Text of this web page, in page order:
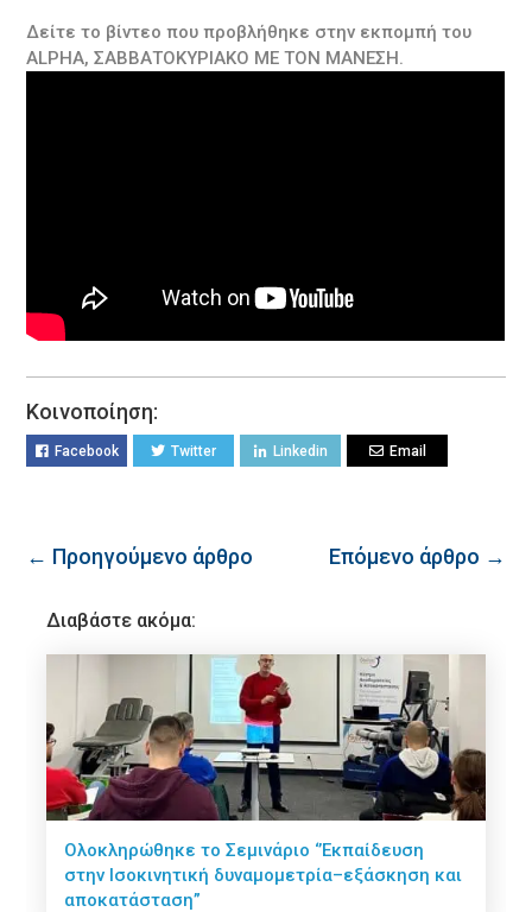
Δείτε το βίντεο που προβλήθηκε στην εκπομπή του
ALPHA, ΣΑΒΒΑΤΟΚΥΡΙΑΚΟ ΜΕ ΤΟΝ ΜΑΝΕΣΗ.
Κοινοποίηση:
Facebook Twitter Linkedin Email
← Προηγούμενο άρθρο Επόμενο άρθρο →
Διαβάστε ακόμα:
Ολοκληρώθηκε το Σεμινάριο ‘’Εκπαίδευση
στην Ισοκινητική δυναμομετρία–εξάσκηση και
αποκατάσταση”